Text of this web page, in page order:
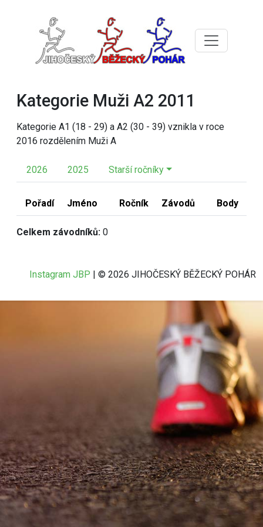
Kategorie Muži A2 2011
Kategorie A1 (18 - 29) a A2 (30 - 39) vznikla v roce
2016 rozdělením Muži A
2026 2025 Starší ročníky
Pořadí Jméno Ročník Závodů Body
Celkem závodníků: 0
Instagram JBP | © 2026 JIHOČESKÝ BĚŽECKÝ POHÁR